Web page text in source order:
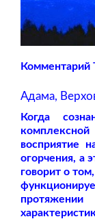
Комментарий
Адама,
Когда
восприятие
огорчения, а
говорит о